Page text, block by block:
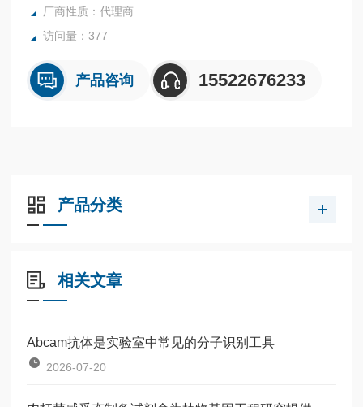
厂商性质：代理商
访问量：377
产品咨询 15522676233
产品分类
相关文章
Abcam抗体是实验室中常见的分子识别工具
2026-07-20